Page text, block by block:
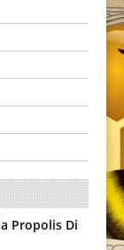
Propolis Di